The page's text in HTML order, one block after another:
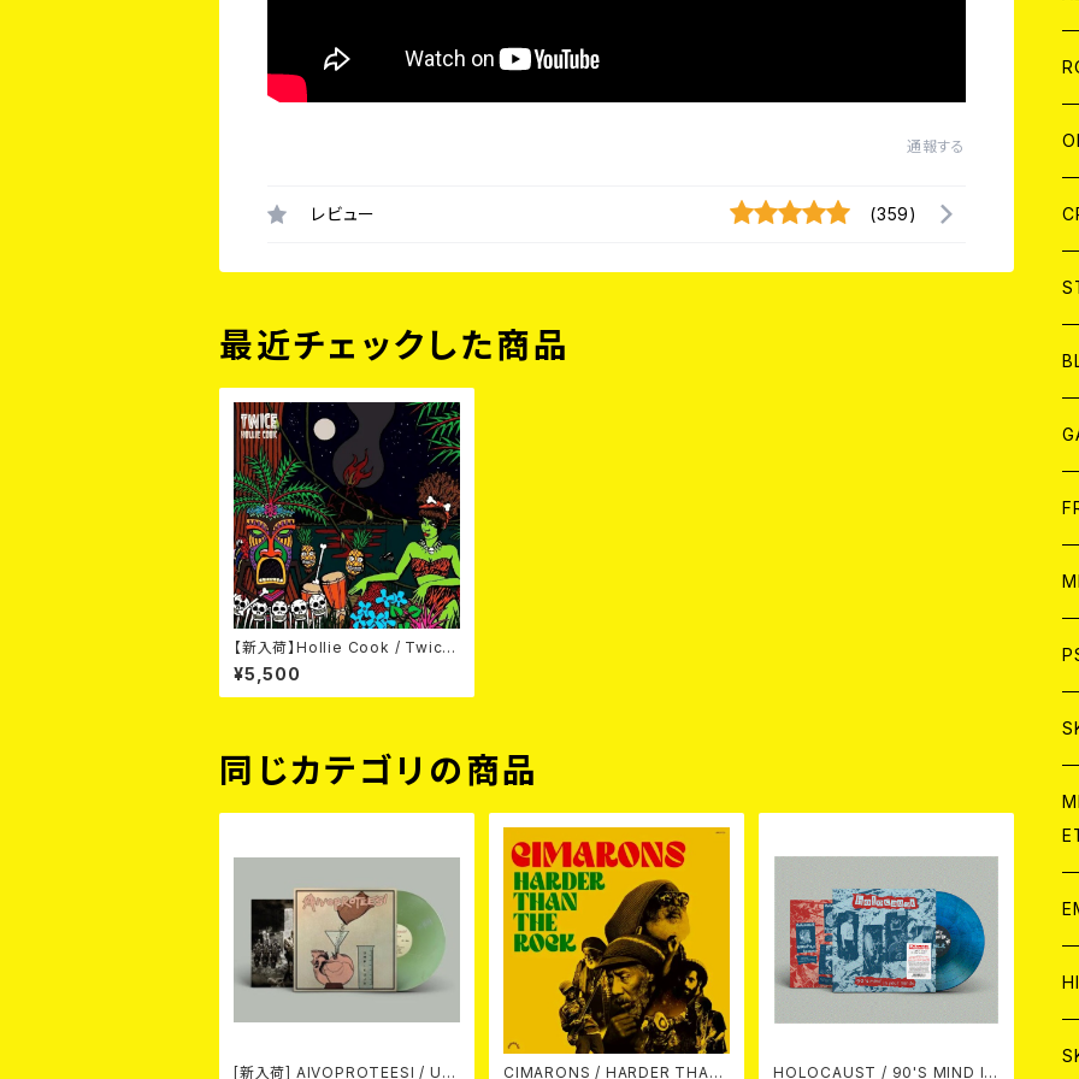
通報する
レビュー (359)
最近チェックした商品
【新入荷】Hollie Cook / Twice
(Ltd. Transparent Green Vin
yl) LP
¥5,500
同じカテゴリの商品
[新入荷] AIVOPROTEESI / UM
CIMARONS / HARDER THAN
HOLOCAUST / 90'S MIND IN
CD
CD
CD